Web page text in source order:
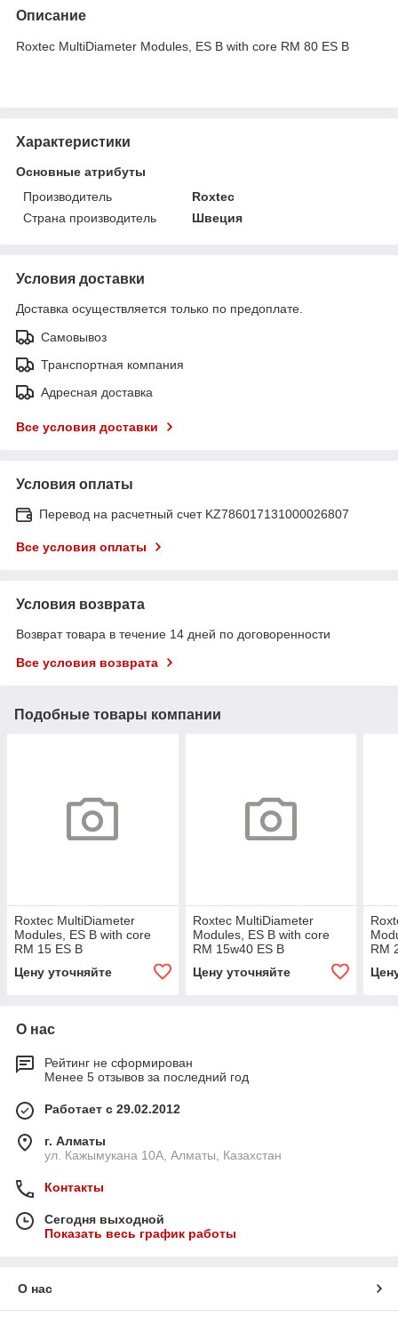
Описание
Roxtec MultiDiameter Modules, ES B with core RM 80 ES B
Характеристики
Основные атрибуты
Производитель
Roxtec
Страна производитель
Швеция
Условия доставки
Доставка осуществляется только по предоплате.
Самовывоз
Транспортная компания
Адресная доставка
Все условия доставки
Условия оплаты
Перевод на расчетный счет KZ786017131000026807
Все условия оплаты
Условия возврата
Возврат товара в течение 14 дней по договоренности
Все условия возврата
Подобные товары компании
Roxtec MultiDiameter
Modules, ES B with core
RM 15 ES B
Цену уточняйте
Roxtec MultiDiameter
Modules, ES B with core
RM 15w40 ES B
Цену уточняйте
RM
О нас
Рейтинг не сформирован
Менее 5 отзывов за последний год
Работает с 29.02.2012
г. Алматы
ул. Кажымукана 10А, Алматы, Казахстан
Контакты
Сегодня выходной
Показать весь график работы
О нас